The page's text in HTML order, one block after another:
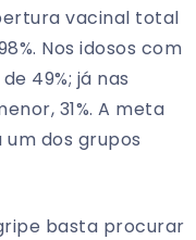
vacinal total
Nos idosos com
49%; já nas
31%. A meta
um dos grupos
basta procurar